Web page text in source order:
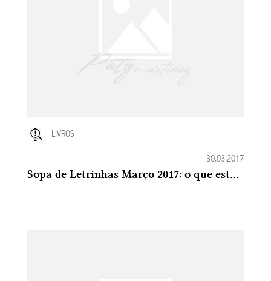
LIVROS
30.03.2017
Sopa de Letrinhas Março 2017: o que estou lendo